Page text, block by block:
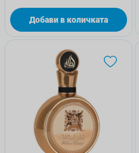
Добави в количката